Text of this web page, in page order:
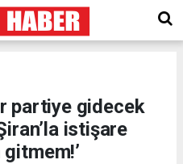
partiye gidecek
istişare